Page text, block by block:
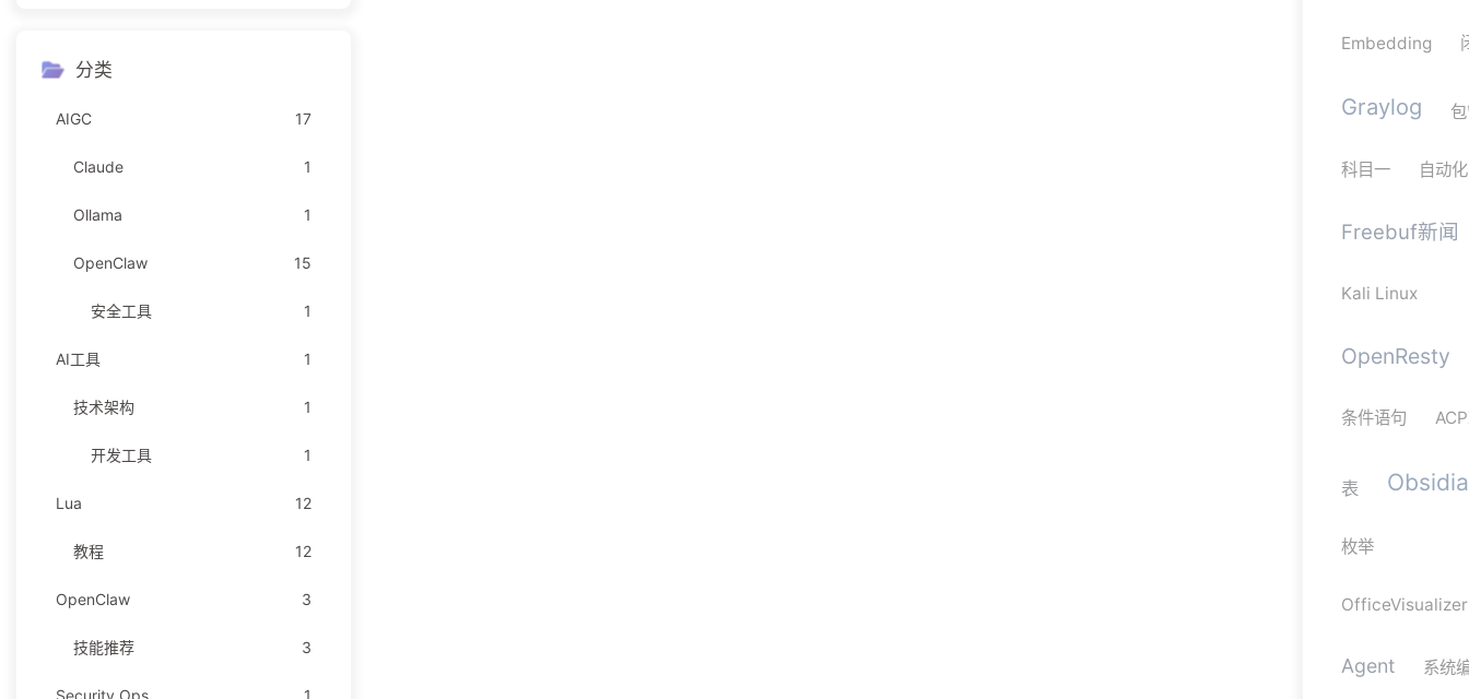
分类
AIGC 17
Claude 1
Ollama 1
OpenClaw 15
安全工具 1
AI工具 1
技术架构 1
开发工具 1
Lua 12
教程 12
OpenClaw 3
技能推荐 3
Embedding
Graylog
科目一 自动化
Freebuf新闻
Kali Linux
OpenResty
条件语句
表
枚举
OfficeVisualizer
Agent 系统